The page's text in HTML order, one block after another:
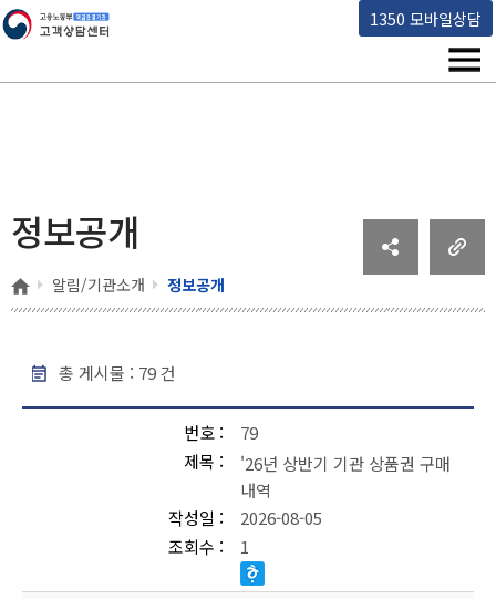
1350 모바일상담
고용노동부 책임운영기관 고객상담센터
메
정보공개
홈 알림/기관소개 정보공개
총 게시물 : 79건
정보공개 - 번호, 제목, 작성일, 조회 , 파일
번호
79
제목
'26년 상반기 기관 상품권 구매
내역
작성일
2026-08-05
조회수
1